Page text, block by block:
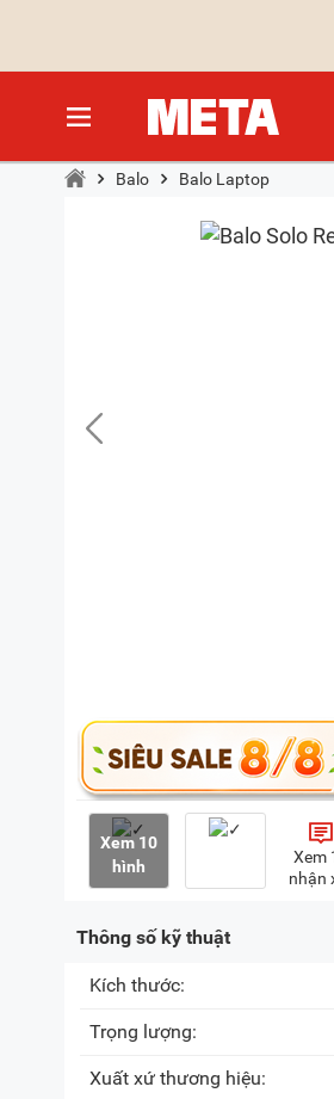
Balo Balo Laptop
Xem 10
hình
Xem
nhận
Thông số kỹ thuật
Kích thước:
Trọng lượng:
Xuất xứ thương hiệu: